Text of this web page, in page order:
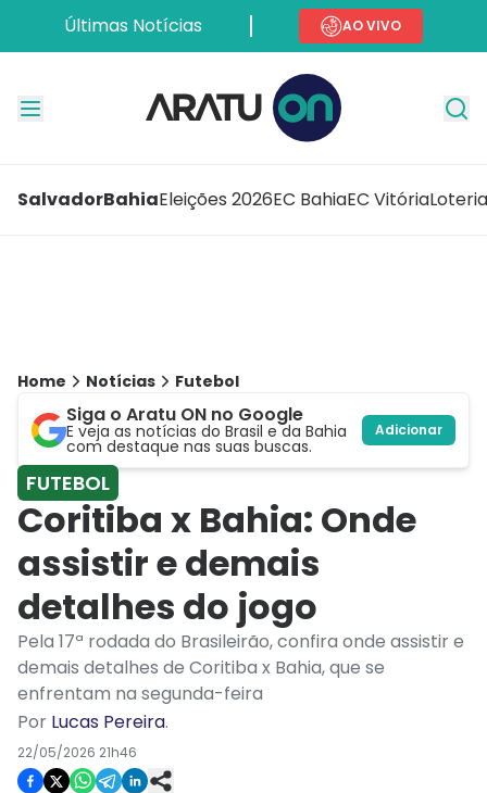
Últimas Notícias AO VIVO
SalvadorBahiaEleições 2026EC BahiaEC Vitória
Home Notícias Futebol
Siga o Aratu ON no Google
E veja as notícias do Brasil e da Bahia
com destaque nas suas buscas.
Adicionar
FUTEBOL
Coritiba x Bahia: Onde
assistir e demais
detalhes do jogo
Pela 17ª rodada do Brasileirão, confira onde assistir e
demais detalhes de Coritiba x Bahia, que se
enfrentam na segunda-feira
Por Lucas Pereira.
22/05/2026 21h46